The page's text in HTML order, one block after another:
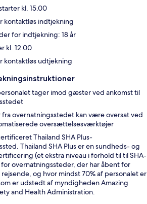
kl. 15.00
kontaktløs indtjekning
for indtjekning: 18 år
kl. 12.00
kontaktløs udtjekning
tager imod gæster ved ankomst til
overnatningsstedet kan være oversat ved
oversættelsesværktøjer
Thailand SHA Plus-
Thailand SHA Plus er en sundheds- og
(et ekstra niveau i forhold til til SHA-
overnatningssteder, der har åbent for
og hvor mindst 70% af personalet er
er udstedt af myndigheden Amazing
and Health Administration.